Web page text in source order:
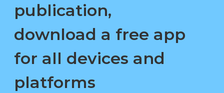
publication,
download a free app
for all devices and
platforms